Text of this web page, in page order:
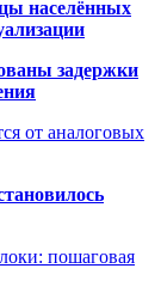
населённых
задержки
от аналоговых
пошаговая